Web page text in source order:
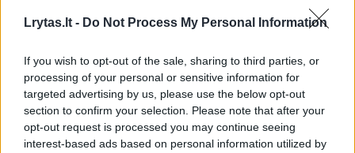
Lrytas.lt - Do Not Process My Personal Information
If you wish to opt-out of the sale, sharing to third parties, or
processing of your personal or sensitive information for
targeted advertising by us, please use the below opt-out
section to confirm your selection. Please note that after your
opt-out request is processed you may continue seeing
interest-based ads based on personal information utilized by
00:00:41
JAV sparčiai plinta tymai: mirė du žmonės, beveik visi
Pasaulis
00:00:38
Į Teksasą grįžta arktinis šaltis: galimi elektros tiekimo
sutrikimai, gyventojams siunčiami perspėjimai